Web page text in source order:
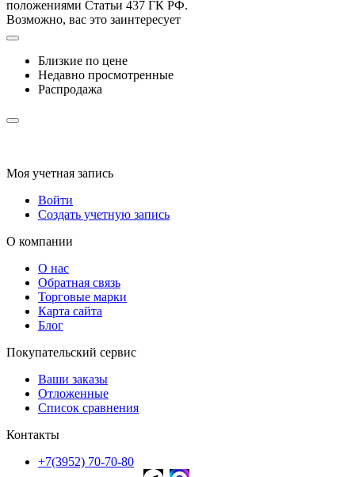
положениями Статьи 437 ГК РФ.
Возможно, вас это заинтересует
Близкие по цене
Недавно просмотренные
Распродажа
Моя учетная запись
Войти
Создать учетную запись
О компании
О нас
Обратная связь
Торговые марки
Карта сайта
Блог
Покупательский сервис
Ваши заказы
Отложенные
Список сравнения
Контакты
+7(3952) 70-70-80